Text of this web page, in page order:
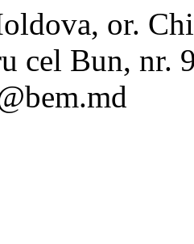
or.
cel Bun, nr.